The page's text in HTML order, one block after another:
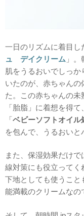
一日のリズムに着目し
ュ デイクリーム 」
肌をうるおいでしっ
いたのが、赤ちゃん
た。この赤ちゃんの
「胎脂」に着想を得
「ベビーソフトオイル
を包んで、うるおいと
また、保湿効果だけで
線対策にも役立ってく
下地としても使うこ
能満載のクリームなの